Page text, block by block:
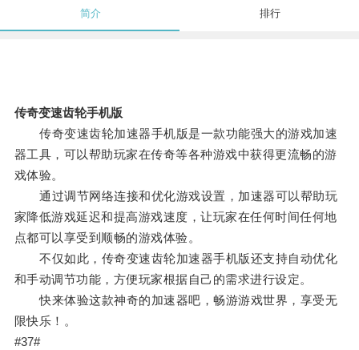
简介 排行
传奇变速齿轮手机版
传奇变速齿轮加速器手机版是一款功能强大的游戏加速
器工具，可以帮助玩家在传奇等各种游戏中获得更流畅的游
戏体验。
通过调节网络连接和优化游戏设置，加速器可以帮助玩
家降低游戏延迟和提高游戏速度，让玩家在任何时间任何地
点都可以享受到顺畅的游戏体验。
不仅如此，传奇变速齿轮加速器手机版还支持自动优化
和手动调节功能，方便玩家根据自己的需求进行设定。
快来体验这款神奇的加速器吧，畅游游戏世界，享受无
限快乐！。
#37#